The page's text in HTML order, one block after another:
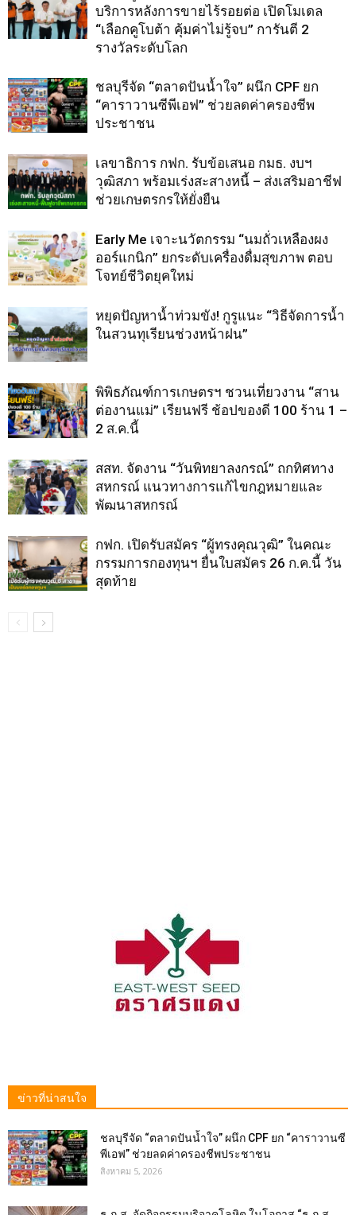
บริการหลังการขายไร้รอยต่อ เปิดโมเดล
“เลือกคูโบต้า คุ้มค่าไม่รู้จบ” การันตี 2
รางวัลระดับโลก
ชลบุรีจัด “ตลาดปันน้ำใจ” ผนึก CPF ยก
“คาราวานซีพีเอฟ” ช่วยลดค่าครองชีพ
ประชาชน
เลขาธิการ กฟก. รับข้อเสนอ กมธ. งบฯ
วุฒิสภา พร้อมเร่งสะสางหนี้ – ส่งเสริมอาชีฟ
ช่วยเกษตรกรให้ยั่งยืน
Early Me เจาะนวัตกรรม “นมถั่วเหลืองผง
ออร์แกนิก” ยกระดับเครื่องดื่มสุขภาพ ตอบ
โจทย์ชีวิตยุคใหม่
หยุดปัญหาน้ำท่วมขัง! กูรูแนะ “วิธีจัดการน้ำ
ในสวนทุเรียนช่วงหน้าฝน”
พิพิธภัณฑ์การเกษตรฯ ชวนเที่ยวงาน “สาน
ต่องานแม่” เรียนฟรี ช้อปของดี 100 ร้าน 1 –
2 ส.ค.นี้
สสท. จัดงาน “วันพิทยาลงกรณ์” ถกทิศทาง
สหกรณ์ แนวทางการแก้ไขกฎหมายและ
พัฒนาสหกรณ์
กฟก. เปิดรับสมัคร “ผู้ทรงคุณวุฒิ” ในคณะ
กรรมการกองทุนฯ ยื่นใบสมัคร 26 ก.ค.นี้ วัน
สุดท้าย
ข่าวที่น่าสนใจ
ชลบุรีจัด “ตลาดปันน้ำใจ” ผนึก CPF ยก “คาราวานซี
พีเอฟ” ช่วยลดค่าครองชีพประชาชน
สิงหาคม 5, 2026